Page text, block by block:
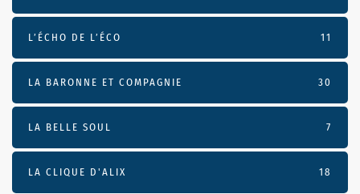
L’ÉCHO DE L’ÉCO 11
LA BARONNE ET COMPAGNIE 30
LA BELLE SOUL 7
LA CLIQUE D'ALIX 18